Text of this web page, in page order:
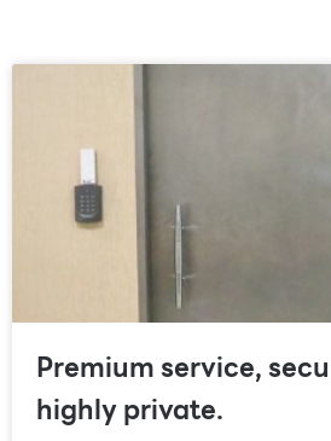
Premium service,
highly private.